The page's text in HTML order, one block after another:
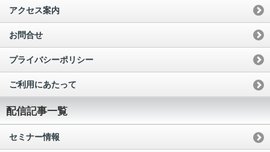
アクセス案内
お問合せ
プライバシーポリシー
ご利用にあたって
配信記事一覧
セミナー情報